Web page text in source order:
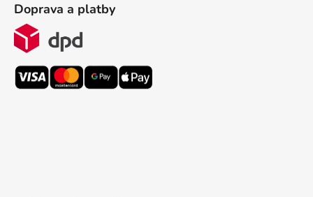
Doprava a platby